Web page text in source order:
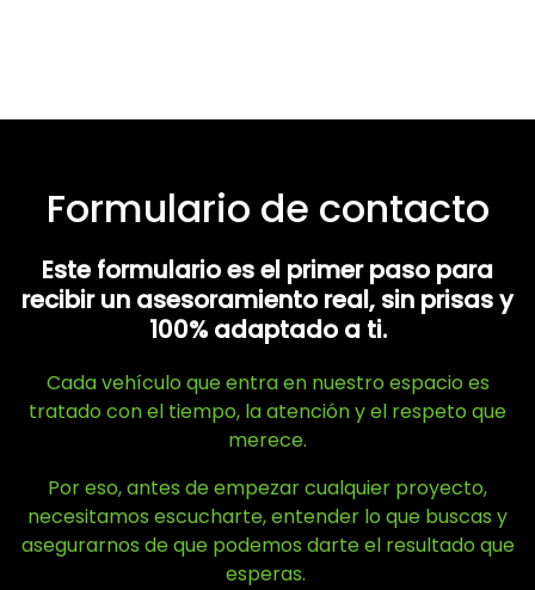
Formulario de contacto
Este formulario es el primer paso para
recibir un asesoramiento real, sin prisas y
100% adaptado a ti.
Cada vehículo que entra en nuestro espacio es
tratado con el tiempo, la atención y el respeto que
merece.
Por eso, antes de empezar cualquier proyecto,
necesitamos escucharte, entender lo que buscas y
asegurarnos de que podemos darte el resultado que
esperas.